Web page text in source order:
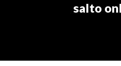
salto